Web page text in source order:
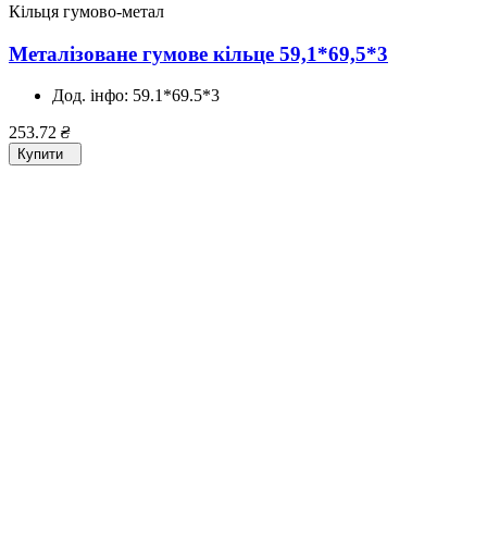
Кільця гумово-метал
Металізоване гумове кільце 59,1*69,5*3
Дод. інфо: 59.1*69.5*3
253.72 ₴
Купити